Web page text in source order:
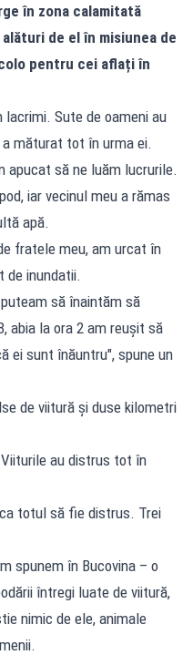
în zona calamitată
de el în misiunea de
pentru cei aflați în
Sute de oameni au
a măturat tot în urma ei.
apucat să ne luăm lucrurile.
iar vecinul meu a rămas
apă.
fratele meu, am urcat în
de inundatii.
să înaintăm să
abia la ora 2 am reușit să
ei sunt înăuntru", spune un
de viitură și duse kilometri
au distrus tot în
totul să fie distrus. Trei
spunem în Bucovina – o
întregi luate de viitură,
nimic de ele, animale